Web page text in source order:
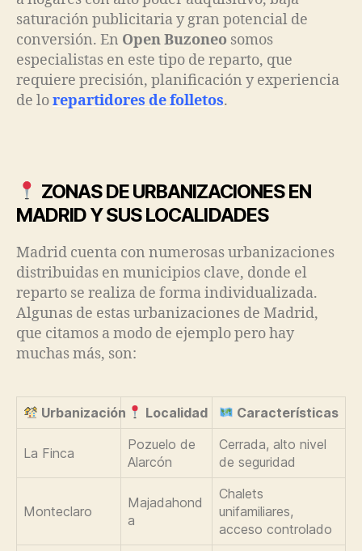
saturación publicitaria y gran potencial de
conversión. En Open Buzoneo somos
especialistas en este tipo de reparto, que
requiere precisión, planificación y experiencia
de lorepartidores de folletos.
ZONAS DE URBANIZACIONES EN
MADRID Y SUS LOCALIDADES
Madrid cuenta con numerosas urbanizaciones
distribuidas en municipios clave, donde el
reparto se realiza de forma individualizada.
Algunas de estas urbanizaciones de Madrid,
que citamos a modo de ejemplo pero hay
muchas más, son:
Urbanización Localidad Características
La Finca
Pozuelo de
Alarcón
Cerrada, alto nivel
de seguridad
Monteclaro
Majadahond
a
Chalets
unifamiliares,
acceso controlado